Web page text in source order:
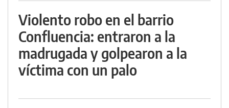
Violento robo en el barrio
Confluencia: entraron a la
madrugada y golpearon a la
víctima con un palo